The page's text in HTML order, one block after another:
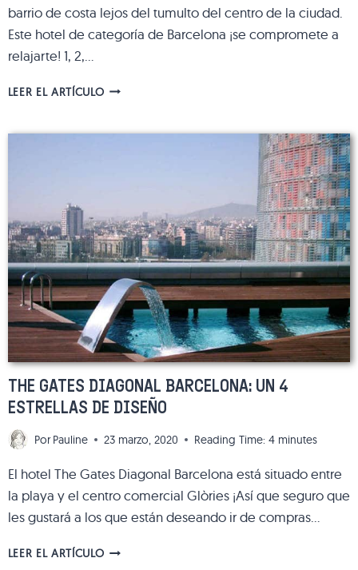
barrio de costa lejos del tumulto del centro de la ciudad.
Este hotel de categoría de Barcelona ¡se compromete a
relajarte! 1, 2,…
LEER EL ARTÍCULOBARCELÓ
UN
Y
TRANQUILO
JUNTO
AL
MAR
THE GATES DIAGONAL BARCELONA: UN 4
ESTRELLAS DE DISEÑO
Por Pauline 23 marzo, 2020 Reading Time: 4 minutes
El hotel The Gates Diagonal Barcelona está situado entre
la playa y el centro comercial Glòries ¡Así que seguro que
les gustará a los que están deseando ir de compras…
LEER EL ARTÍCULOTHE